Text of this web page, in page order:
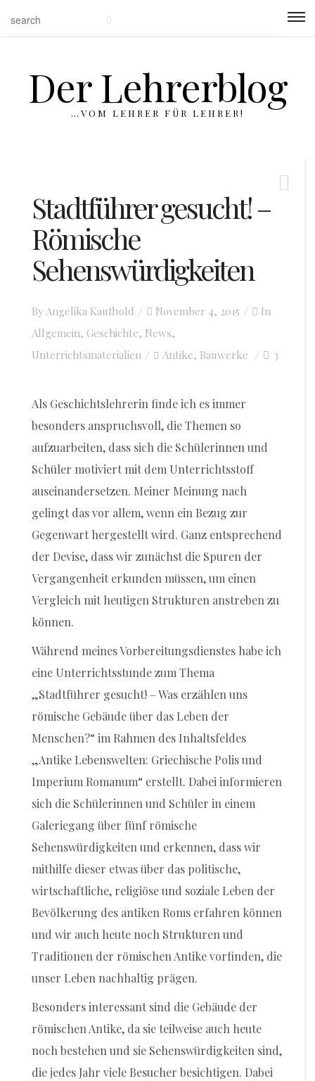
Der Lehrerblog
…VOM LEHRER FÜR LEHRER!
Stadtführer gesucht! –
Römische
Sehenswürdigkeiten
ByAngelika Kaufhold
Posted
on
November 4, 2015
In
Allgemein, Geschichte, News,
Unterrichtsmaterialien
Antike, Bauwerke 3
Als Geschichtslehrerin finde ich es immer
besonders anspruchsvoll, die Themen so
aufzuarbeiten, dass sich die Schülerinnen und
Schüler motiviert mit dem Unterrichtsstoff
auseinandersetzen. Meiner Meinung nach
gelingt das vor allem, wenn ein Bezug zur
Gegenwart hergestellt wird. Ganz entsprechend
der Devise, dass wir zunächst die Spuren der
Vergangenheit erkunden müssen, um einen
Vergleich mit heutigen Strukturen anstreben zu
können.
Während meines Vorbereitungsdienstes habe ich
eine Unterrichtsstunde zum Thema
„Stadtführer gesucht! – Was erzählen uns
römische Gebäude über das Leben der
Menschen?“ im Rahmen des Inhaltsfeldes
„Antike Lebenswelten: Griechische Polis und
Imperium Romanum“ erstellt. Dabei informieren
sich die Schülerinnen und Schüler in einem
Galeriegang über fünf römische
Sehenswürdigkeiten und erkennen, dass wir
mithilfe dieser etwas über das politische,
wirtschaftliche, religiöse und soziale Leben der
Bevölkerung des antiken Roms erfahren können
und wir auch heute noch Strukturen und
Traditionen der römischen Antike vorfinden, die
unser Leben nachhaltig prägen.
Besonders interessant sind die Gebäude der
römischen Antike, da sie teilweise auch heute
noch bestehen und sie Sehenswürdigkeiten sind,
die jedes Jahr viele Besucher besichtigen. Dabei